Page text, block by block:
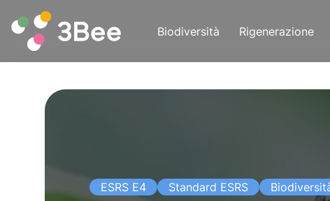
Biodiversità Rigenerazione
ESRS E4 Standard ESRS